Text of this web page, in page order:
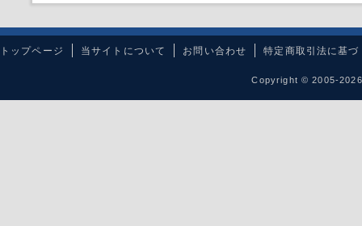
トップページ 当サイトについて お問い合わせ 特定商取引法に基づ
Copyright © 2005-